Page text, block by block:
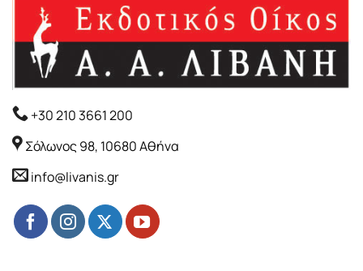
+30 210 3661 200
Σόλωνος 98, 10680 Αθήνα
info@livanis.gr